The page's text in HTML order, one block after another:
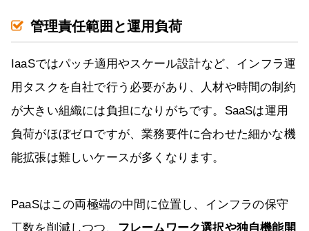
管理責任範囲と運用負荷
IaaSではパッチ適用やスケール設計など、インフラ運
用タスクを自社で行う必要があり、人材や時間の制約
が大きい組織には負担になりがちです。SaaSは運用
負荷がほぼゼロですが、業務要件に合わせた細かな機
能拡張は難しいケースが多くなります。
PaaSはこの両極端の中間に位置し、インフラの保守
工数を削減しつつ、 フレームワーク選択や独自機能開